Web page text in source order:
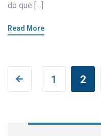
do que […]
Read More
1 2